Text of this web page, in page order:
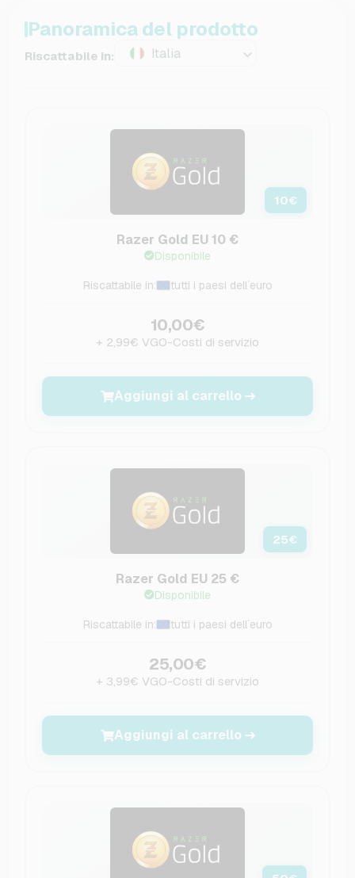
Panoramica del prodotto
Riscattabile in: Italia
10€
Razer Gold EU 10 €
Disponibile
Riscattabile in: tutti i paesi dell´euro
10,00€
+ 2,99€ VGO-Costi di servizio
Aggiungi al carrello
25€
Razer Gold EU 25 €
Disponibile
Riscattabile in: tutti i paesi dell´euro
25,00€
+ 3,99€ VGO-Costi di servizio
Aggiungi al carrello